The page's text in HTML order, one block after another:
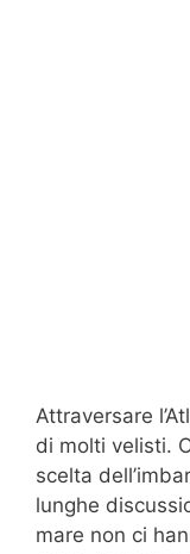
Attraversare
di molti velisti.
scelta
lunghe
mare non ci